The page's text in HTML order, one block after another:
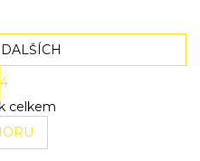
S
4
celkem